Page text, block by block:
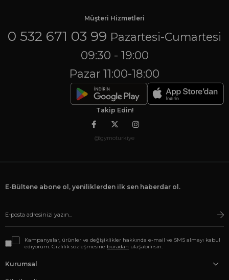
Müşteri Hizmetleri
0 532 671 03 99 Pazartesi-Cumartesi
09:30 - 19:00
Pazar 11:00-18:00
Takip Edin!
@gymoturkiye
E-Bültene abone ol, yeniliklerden ilk sen haberdar ol.
Kampanyalar, ürünler ve değişiklikler hakkında e-mail ve SMS almayı kabul
ediyorum. Gizlilik sözleşmesine buradan ulaşabilirsin.
Kurumsal